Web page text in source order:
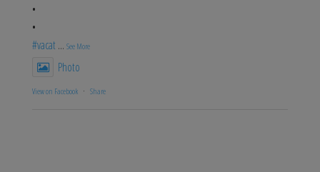
•
•
#vacat... See More
Photo
View on Facebook · Share